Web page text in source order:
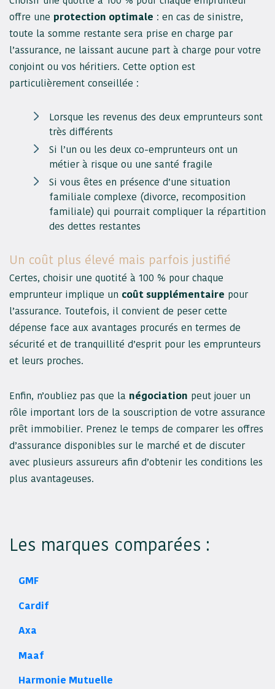
offre une protection optimale : en cas de sinistre,
toute la somme restante sera prise en charge par
l’assurance, ne laissant aucune part à charge pour votre
conjoint ou vos héritiers. Cette option est
particulièrement conseillée :
Lorsque les revenus des deux emprunteurs sont
très différents
Si l’un ou les deux co-emprunteurs ont un
métier à risque ou une santé fragile
Si vous êtes en présence d’une situation
familiale complexe (divorce, recomposition
familiale) qui pourrait compliquer la répartition
des dettes restantes
Un coût plus élevé mais parfois justifié
Certes, choisir une quotité à 100 % pour chaque
emprunteur implique un coût supplémentaire pour
l’assurance. Toutefois, il convient de peser cette
dépense face aux avantages procurés en termes de
sécurité et de tranquillité d’esprit pour les emprunteurs
et leurs proches.
Enfin, n’oubliez pas que la négociation peut jouer un
rôle important lors de la souscription de votre assurance
prêt immobilier. Prenez le temps de comparer les offres
d’assurance disponibles sur le marché et de discuter
avec plusieurs assureurs afin d’obtenir les conditions les
plus avantageuses.
Les marques comparées :
GMF
Cardif
Axa
Maaf
Harmonie Mutuelle